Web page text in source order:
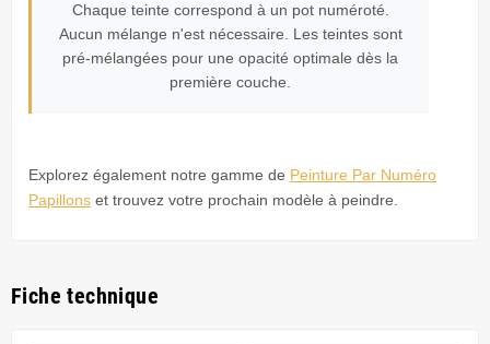
Chaque teinte correspond à un pot numéroté.
Aucun mélange n'est nécessaire. Les teintes sont
pré-mélangées pour une opacité optimale dès la
première couche.
Explorez également notre gamme de Peinture Par Numéro
Papillons et trouvez votre prochain modèle à peindre.
Fiche technique